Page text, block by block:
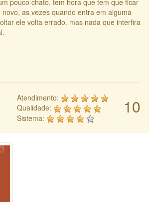
pouco chato. tem hora que tem que ficar
as vezes quando entra em alguma
ele volta errado. mas nada que interfira
10
Atendimento:
Qualidade:
Sistema: